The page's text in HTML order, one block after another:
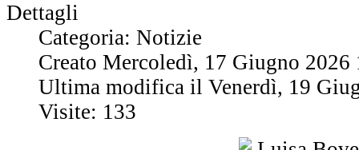
Dettagli
Categoria: Notizie
Creato Mercoledì, 17 Giugno 2026
Ultima modifica il Venerdì, 19
Visite: 133